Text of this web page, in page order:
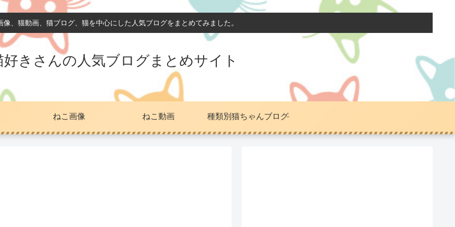
像、猫動画、猫ブログ、猫を中心にした人気ブログをまとめてみました。
好きさんの人気ブログまとめサイト
ねこ画像 ねこ動画 種類別猫ちゃんブログ